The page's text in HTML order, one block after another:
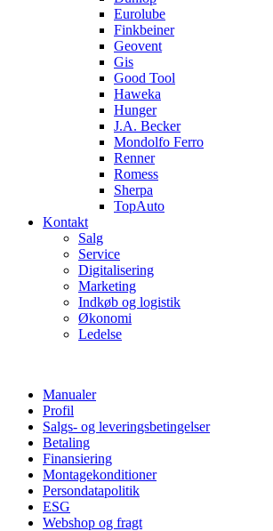
Eurolube
Finkbeiner
Geovent
Gis
Good Tool
Haweka
Hunger
J.A. Becker
Mondolfo Ferro
Renner
Romess
Sherpa
TopAuto
Kontakt
Salg
Service
Digitalisering
Marketing
Indkøb og logistik
Økonomi
Ledelse
Manualer
Profil
Salgs- og leveringsbetingelser
Betaling
Finansiering
Montagekonditioner
Persondatapolitik
ESG
Webshop og fragt